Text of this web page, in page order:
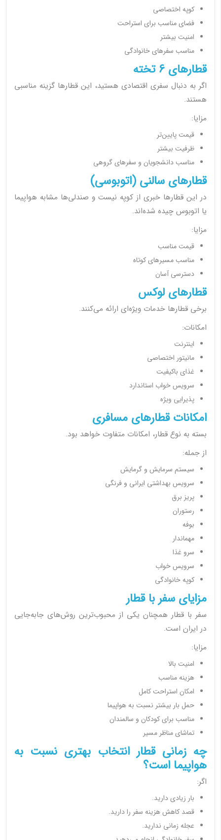
کوپه اختصاصی
فضای مناسب برای استراحت
امنیت بیشتر
مناسب سفرهای خانوادگی
قطارهای 6 تخته
اگر به دنبال سفری اقتصادی هستید، این قطارها گزینه مناسبی
هستند.
مزایا:
قیمت پایین‌تر
ظرفیت بیشتر
مناسب دانشجویان و سفرهای گروهی
قطارهای سالنی (اتوبوسی)
در این قطارها خبری از کوپه نیست و صندلی‌ها مشابه هواپیما
یا اتوبوس چیده شده‌اند.
مزایا:
قیمت مناسب
مناسب مسیرهای کوتاه
دسترسی آسان
قطارهای لوکس
برخی قطارها خدمات ویژه‌ای ارائه می‌کنند.
امکانات:
اینترنت
مانیتور اختصاصی
غذای باکیفیت
سرویس خواب استاندارد
پذیرایی ویژه
امکانات قطارهای مسافری
بسته به نوع قطار، امکانات متفاوت خواهد بود.
از جمله:
سیستم سرمایش و گرمایش
سرویس بهداشتی ایرانی و فرنگی
پریز برق
رستوران
بوفه
مهماندار
سرو غذا
سرویس خواب
کوپه خانوادگی
مزایای سفر با قطار
سفر با قطار همچنان یکی از محبوب‌ترین روش‌های جابه‌جایی
در ایران است.
مزایا:
امنیت بالا
هزینه مناسب
امکان استراحت کامل
حمل بار بیشتر نسبت به هواپیما
مناسب برای کودکان و سالمندان
تماشای مناظر مسیر
چه زمانی قطار انتخاب بهتری نسبت به
هواپیما است؟
اگر:
بار زیادی دارید.
قصد کاهش هزینه سفر را دارید.
عجله زمانی ندارید.